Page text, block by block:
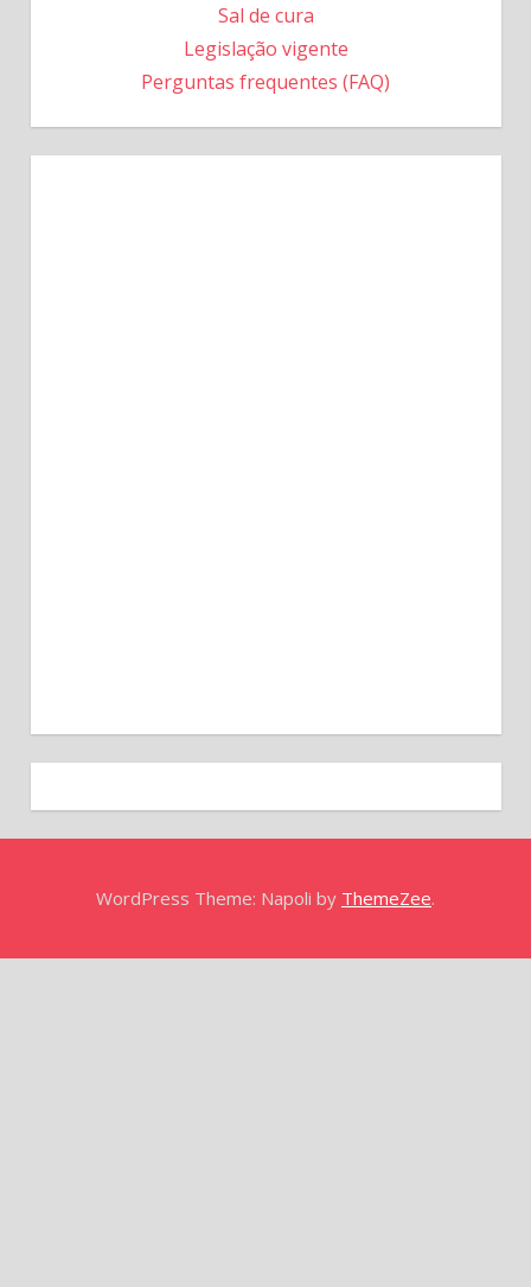
Sal de cura
Legislação vigente
Perguntas frequentes (FAQ)
WordPress Theme: Napoli by ThemeZee.